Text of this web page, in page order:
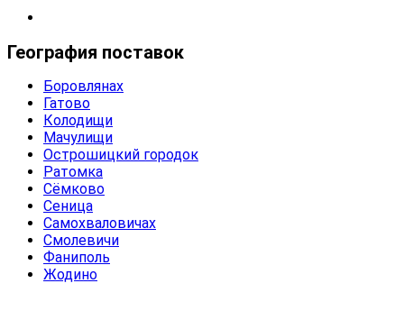
География поставок
Боровлянах
Гатово
Колодищи
Мачулищи
Острошицкий городок
Ратомка
Сёмково
Сеница
Самохваловичах
Смолевичи
Фаниполь
Жодино